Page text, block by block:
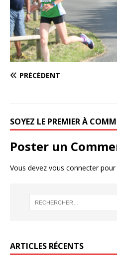
PRÉCÉDENT
SOYEZ LE PREMIER À
Poster un
Vous devez vous connecterpour
ARTICLES RÉCENTS